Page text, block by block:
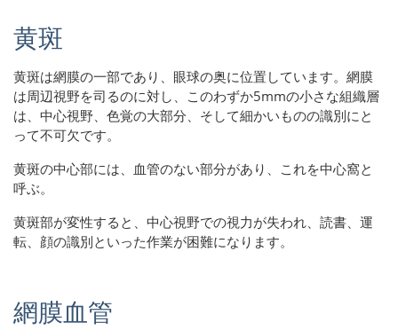
黄斑
黄斑は網膜の一部であり、眼球の奥に位置しています。網膜
は周辺視野を司るのに対し、このわずか5mmの小さな組織層
は、中心視野、色覚の大部分、そして細かいものの識別にと
って不可欠です。
黄斑の中心部には、血管のない部分があり、これを中心窩と
呼ぶ。
黄斑部が変性すると、中心視野での視力が失われ、読書、運
転、顔の識別といった作業が困難になります。
網膜血管